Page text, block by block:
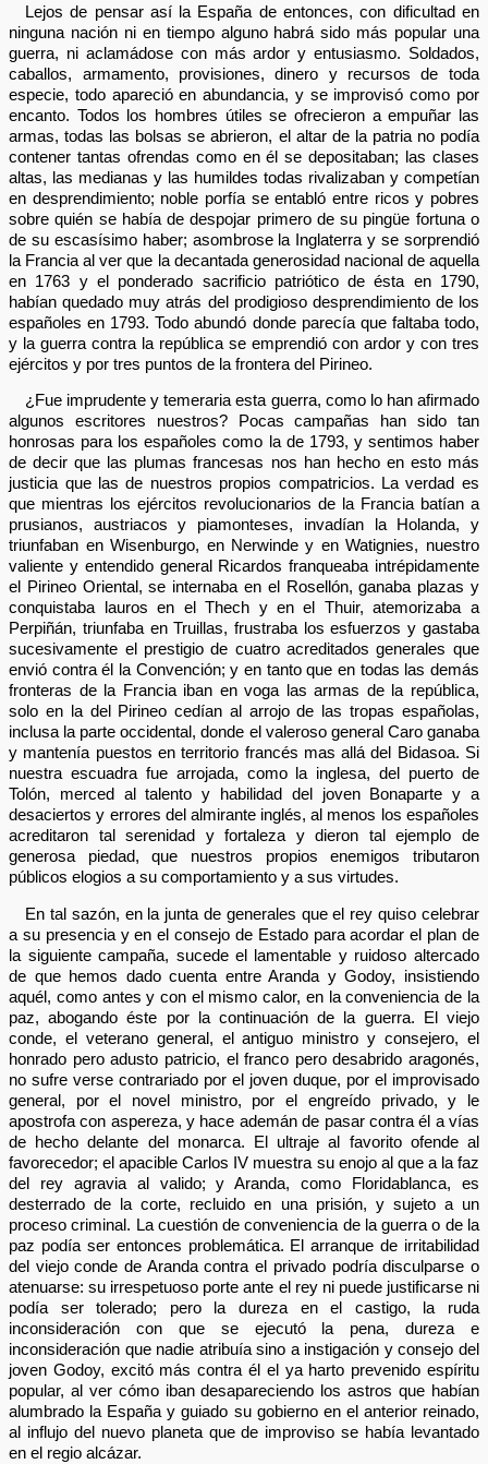
Lejos de pensar así la España de entonces, con dificultad en
ninguna nación ni en tiempo alguno habrá sido más popular una
guerra, ni aclamádose con más ardor y entusiasmo. Soldados,
caballos, armamento, provisiones, dinero y recursos de toda
especie, todo apareció en abundancia, y se improvisó como por
encanto. Todos los hombres útiles se ofrecieron a empuñar las
armas, todas las bolsas se abrieron, el altar de la patria no podía
contener tantas ofrendas como en él se depositaban; las clases
altas, las medianas y las humildes todas rivalizaban y competían
en desprendimiento; noble porfía se entabló entre ricos y pobres
sobre quién se había de despojar primero de su pingüe fortuna o
de su escasísimo haber; asombrose la Inglaterra y se sorprendió
la Francia al ver que la decantada generosidad nacional de aquella
en 1763 y el ponderado sacrificio patriótico de ésta en 1790,
habían quedado muy atrás del prodigioso desprendimiento de los
españoles en 1793. Todo abundó donde parecía que faltaba todo,
y la guerra contra la república se emprendió con ardor y con tres
ejércitos y por tres puntos de la frontera del Pirineo.
¿Fue imprudente y temeraria esta guerra, como lo han afirmado
algunos escritores nuestros? Pocas campañas han sido tan
honrosas para los españoles como la de 1793, y sentimos haber
de decir que las plumas francesas nos han hecho en esto más
justicia que las de nuestros propios compatricios. La verdad es
que mientras los ejércitos revolucionarios de la Francia batían a
prusianos, austriacos y piamonteses, invadían la Holanda, y
triunfaban en Wisenburgo, en Nerwinde y en Watignies, nuestro
valiente y entendido general Ricardos franqueaba intrépidamente
el Pirineo Oriental, se internaba en el Rosellón, ganaba plazas y
conquistaba lauros en el Thech y en el Thuir, atemorizaba a
Perpiñán, triunfaba en Truillas, frustraba los esfuerzos y gastaba
sucesivamente el prestigio de cuatro acreditados generales que
envió contra él la Convención; y en tanto que en todas las demás
fronteras de la Francia iban en voga las armas de la república,
solo en la del Pirineo cedían al arrojo de las tropas españolas,
inclusa la parte occidental, donde el valeroso general Caro ganaba
y mantenía puestos en territorio francés mas allá del Bidasoa. Si
nuestra escuadra fue arrojada, como la inglesa, del puerto de
Tolón, merced al talento y habilidad del joven Bonaparte y a
desaciertos y errores del almirante inglés, al menos los españoles
acreditaron tal serenidad y fortaleza y dieron tal ejemplo de
generosa piedad, que nuestros propios enemigos tributaron
públicos elogios a su comportamiento y a sus virtudes.
En tal sazón, en la junta de generales que el rey quiso celebrar
a su presencia y en el consejo de Estado para acordar el plan de
la siguiente campaña, sucede el lamentable y ruidoso altercado
de que hemos dado cuenta entre Aranda y Godoy, insistiendo
aquél, como antes y con el mismo calor, en la conveniencia de la
paz, abogando éste por la continuación de la guerra. El viejo
conde, el veterano general, el antiguo ministro y consejero, el
honrado pero adusto patricio, el franco pero desabrido aragonés,
no sufre verse contrariado por el joven duque, por el improvisado
general, por el novel ministro, por el engreído privado, y le
apostrofa con aspereza, y hace ademán de pasar contra él a vías
de hecho delante del monarca. El ultraje al favorito ofende al
favorecedor; el apacible Carlos IV muestra su enojo al que a la faz
del rey agravia al valido; y Aranda, como Floridablanca, es
desterrado de la corte, recluido en una prisión, y sujeto a un
proceso criminal. La cuestión de conveniencia de la guerra o de la
paz podía ser entonces problemática. El arranque de irritabilidad
del viejo conde de Aranda contra el privado podría disculparse o
atenuarse: su irrespetuoso porte ante el rey ni puede justificarse ni
podía ser tolerado; pero la dureza en el castigo, la ruda
inconsideración con que se ejecutó la pena, dureza e
inconsideración que nadie atribuía sino a instigación y consejo del
joven Godoy, excitó más contra él el ya harto prevenido espíritu
popular, al ver cómo iban desapareciendo los astros que habían
alumbrado la España y guiado su gobierno en el anterior reinado,
al influjo del nuevo planeta que de improviso se había levantado
en el regio alcázar.